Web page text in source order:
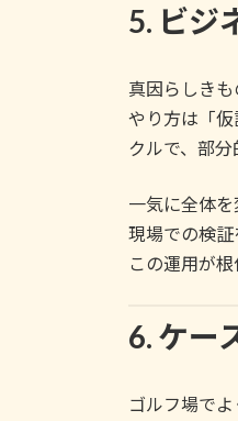
5. ビジ
真因らしき
やり方は「
クルで、部分
一気に全体
現場での検証
この運用が
6. ケー
ゴルフ場で